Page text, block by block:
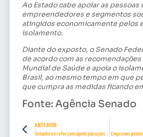
Ao Estado cabe apoiar as pessoas
empreendedores e segmentos
atingidos economicamente pelos
isolamento.
Diante do exposto, o Senado
de acordo com as recomendações
Mundial de Saúde e apoia o
Brasil, ao mesmo tempo em que
que cumpra as medidas ficando
Fonte: Agência Senado
ANTERIOR
Senadores reforçam apelo para pessoas permanecerem em casa